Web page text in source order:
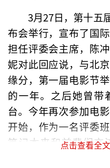
3月27日，第十五
布会举行，宣布了国
担任评委会主席，陈
妮对此回应说，与北
缘分，第一届电影节
的一年。之后她曾带
台。今年再次参加电
开始，作为一名评委
笔记本来和前辈们交
点击查看全